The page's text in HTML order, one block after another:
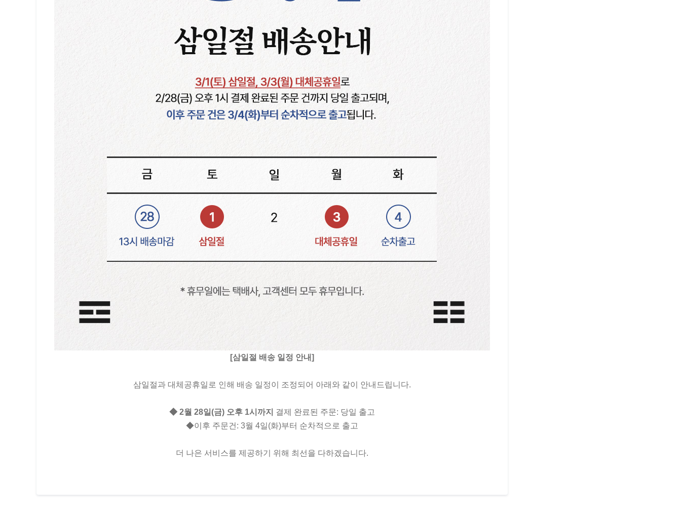
[삼일절 배송 일정 안내]
삼일절과 대체공휴일로 인해 배송 일정이 조정되어 아래와 같이 안내드립니다.
◆ 2월 28일(금) 오후 1시까지 ​결제 완료된 주문: 당일 출고
◆이후 주문건: 3월 4일(화)부터 순차적으로 출고
더 나은 서비스를 제공하기 위해 최선을 다하겠습니다.